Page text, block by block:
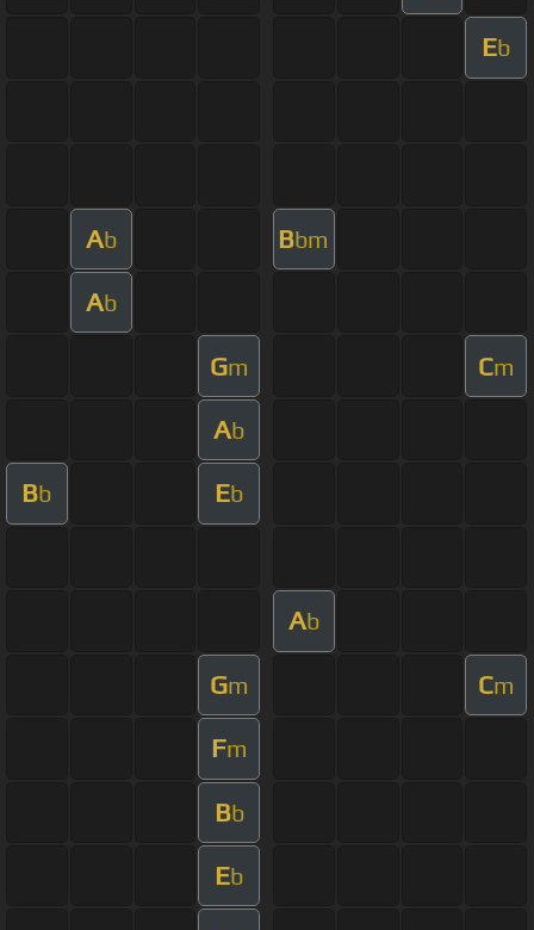
Eb
Ab Bbm
Ab
Gm Cm
Ab
Bb Eb
Ab
Gm Cm
Fm
Bb
Eb